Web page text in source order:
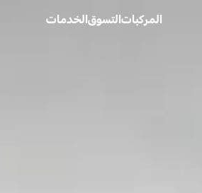
المركباتالتسوقالخدمات